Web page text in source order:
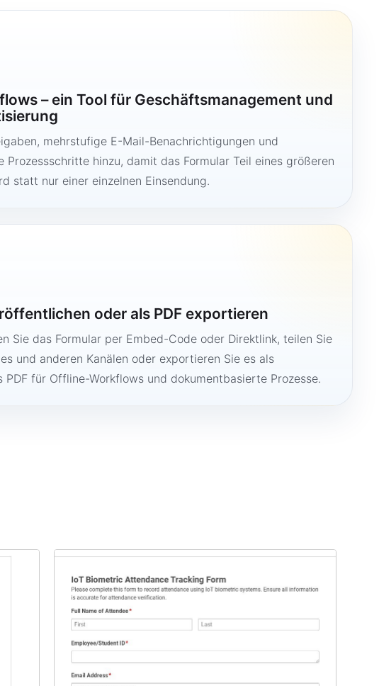
– ein Tool für Geschäftsmanagement und
mehrstufige E-Mail-Benachrichtigungen und
Prozessschritte hinzu, damit das Formular Teil eines größeren
statt nur einer einzelnen Einsendung.
oder als PDF exportieren
Sie das Formular per Embed-Code oder Direktlink, teilen Sie
und anderen Kanälen oder exportieren Sie es als
PDF für Offline-Workflows und dokumentbasierte Prozesse.